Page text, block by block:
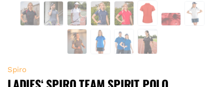
Spiro